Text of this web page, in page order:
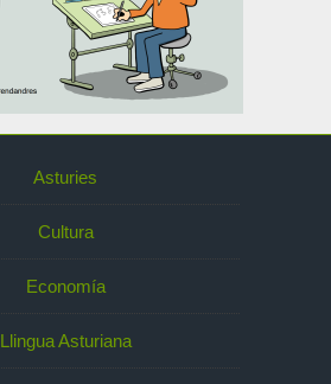
Asturies
Cultura
Economía
Llingua Asturiana